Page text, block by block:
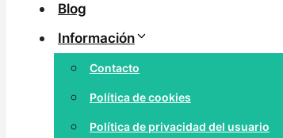
Blog
Información
Contacto
Política de cookies
Política de privacidad del usuario